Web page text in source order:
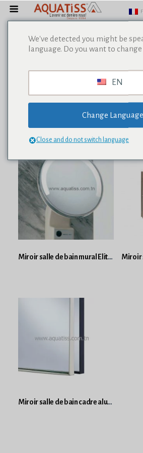
Miroir salle de bain mural Elite 600
Miroir salle de bain cadre aluminum Reflect sur mesure prix au m2
We've detected you might be
language. Do you want to
EN
Change Language
Close and do not switch language